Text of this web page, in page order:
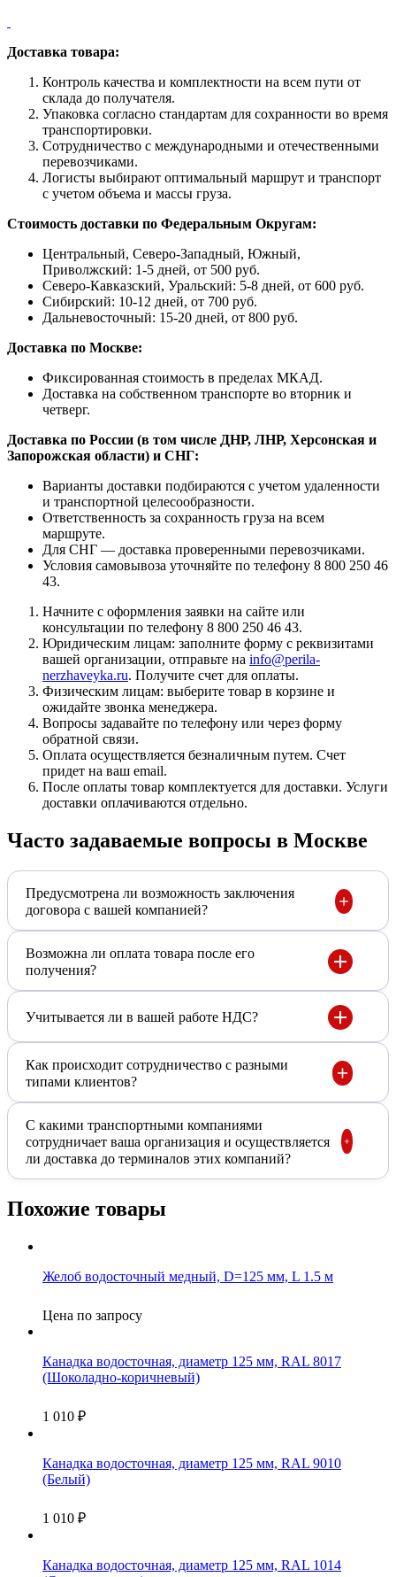
Доставка товара:
Контроль качества и комплектности на всем пути от
склада до получателя.
Упаковка согласно стандартам для сохранности во время
транспортировки.
Сотрудничество с международными и отечественными
перевозчиками.
Логисты выбирают оптимальный маршрут и транспорт
с учетом объема и массы груза.
Стоимость доставки по Федеральным Округам:
Центральный, Северо-Западный, Южный,
Приволжский: 1-5 дней, от 500 руб.
Северо-Кавказский, Уральский: 5-8 дней, от 600 руб.
Сибирский: 10-12 дней, от 700 руб.
Дальневосточный: 15-20 дней, от 800 руб.
Доставка по Москве:
Фиксированная стоимость в пределах МКАД.
Доставка на собственном транспорте во вторник и
четверг.
Доставка по России (в том числе ДНР, ЛНР, Херсонская и
Запорожская области) и СНГ:
Варианты доставки подбираются с учетом удаленности
и транспортной целесообразности.
Ответственность за сохранность груза на всем
маршруте.
Для СНГ — доставка проверенными перевозчиками.
Условия самовывоза уточняйте по телефону 8 800 250 46
43.
Начните с оформления заявки на сайте или
консультации по телефону 8 800 250 46 43.
Юридическим лицам: заполните форму с реквизитами
вашей организации, отправьте на info@perila-
nerzhaveyka.ru. Получите счет для оплаты.
Физическим лицам: выберите товар в корзине и
ожидайте звонка менеджера.
Вопросы задавайте по телефону или через форму
обратной связи.
Оплата осуществляется безналичным путем. Счет
придет на ваш email.
После оплаты товар комплектуется для доставки. Услуги
доставки оплачиваются отдельно.
Часто задаваемые вопросы в Москве
Предусмотрена ли возможность заключения
договора с вашей компанией?
Возможна ли оплата товара после его
получения?
Учитывается ли в вашей работе НДС?
Как происходит сотрудничество с разными
типами клиентов?
С какими транспортными компаниями
сотрудничает ваша организация и осуществляется
ли доставка до терминалов этих компаний?
Похожие товары
Желоб водосточный медный, D=125 мм, L 1.5 м
Цена по запросу
Канадка водосточная, диаметр 125 мм, RAL 8017
(Шоколадно-коричневый)
1 010 ₽
Канадка водосточная, диаметр 125 мм, RAL 9010
(Белый)
1 010 ₽
Канадка водосточная, диаметр 125 мм, RAL 1014